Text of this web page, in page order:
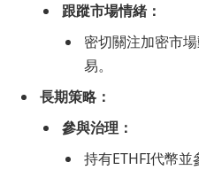
跟蹤市場情緒：
密切關注加密市
易。
長期策略：
參與治理：
持有ETHFI代幣